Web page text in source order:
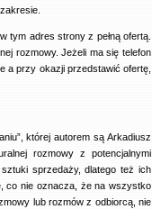
tym adres strony z pełną ofertą.
rozmowy. Jeżeli ma się telefon
a przy okazji przedstawić ofertę,
której autorem są Arkadiusz
rozmowy z potencjalnymi
sprzedaży, dlatego też ich
co nie oznacza, że na wszystko
lub rozmów z odbiorcą, nie